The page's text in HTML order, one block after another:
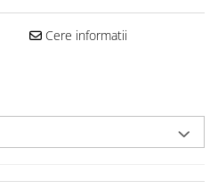
Cere informatii